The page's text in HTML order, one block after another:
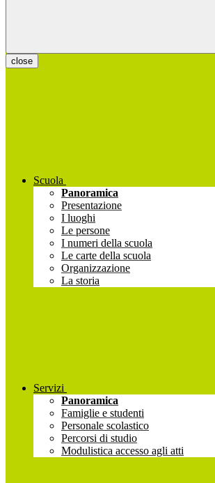
close
Scuola
Panoramica
Presentazione
I luoghi
Le persone
I numeri della scuola
Le carte della scuola
Organizzazione
La storia
Servizi
Panoramica
Famiglie e studenti
Personale scolastico
Percorsi di studio
Modulistica accesso agli atti